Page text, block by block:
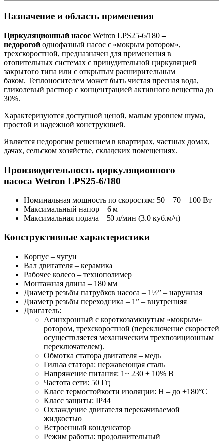
Назначение и область применения
Циркуляционный насос Wetron LPS25-6/180–
недорогой однофазный насос с «мокрым ротором»,
трехскоростной, предназначен для применения в
отопительных системах с принудительной циркуляцией
закрытого типа или с открытым расширительным
баком. Теплоносителем может быть чистая пресная вода,
гликолевый раствор с концентрацией активного вещества до
30%.
Характеризуются доступной ценой, малым уровнем шума,
простой и надежной конструкцией.
Является недорогим решением в квартирах, частных домах,
дачах, сельском хозяйстве, складских помещениях.
Производительность циркуляционного
насоса Wetron LPS25-6/180
Номинальная мощность по скоростям: 50 – 70 – 100 Вт
Максимальный напор – 6 м
Максимальная подача – 50 л/мин (3,0 куб.м/ч)
Конструктивные характеристики
Корпус – чугун
Вал двигателя – керамика
Рабочее колесо – технополимер
Монтажная длина – 180 мм
Диаметр резьбы патрубков насоса – 1½” – наружная
Диаметр резьбы переходника – 1” – внутренняя
Двигатель:
Асинхронный с короткозамкнутым «мокрым»
ротором, трехскоростной (переключение скоростей
осуществляется механическим трехпозиционным
переключателем).
Обмотка статора двигателя – медь
Гильза статора: нержавеющая сталь
Напряжение питания: 1~ 230 ± 10% В
Частота сети: 50 Гц
Класс термостойкости изоляции: H – до +180°С
Класс защиты: IP44
Охлаждение двигателя перекачиваемой
жидкостью
Встроенный конденсатор
Режим работы: продолжительный